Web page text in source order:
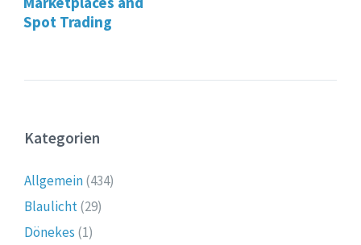
Spot Trading
Kategorien
Allgemein(434)
Blaulicht(29)
Dönekes (1)